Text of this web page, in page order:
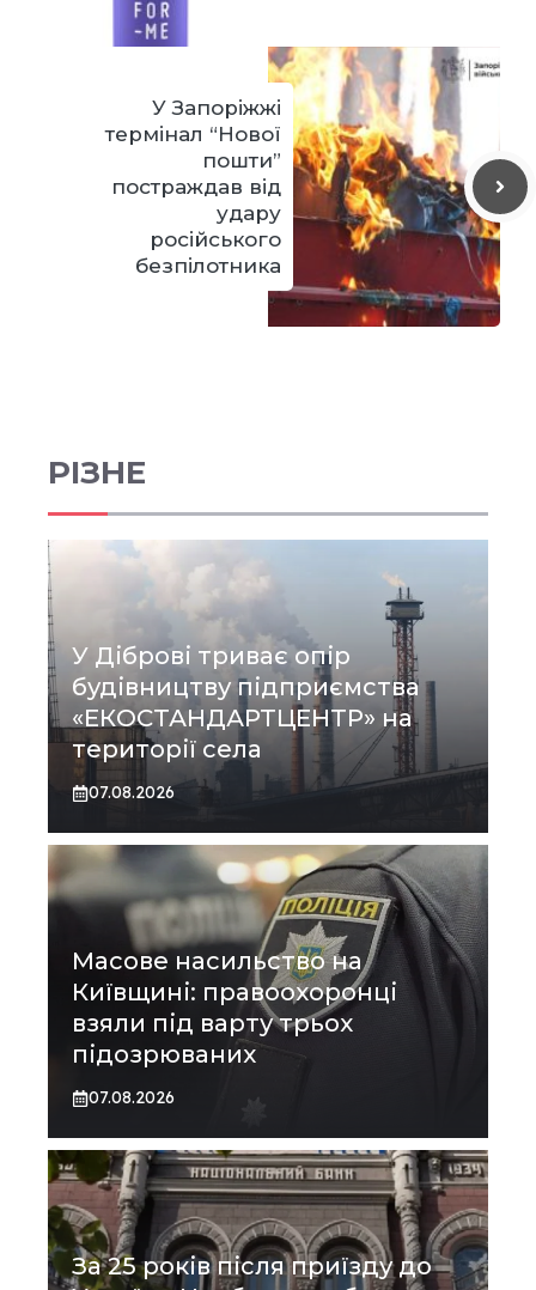
У Запоріжжі
термінал “Нової
пошти”
постраждав від
удару
російського
безпілотника
РІЗНЕ
У Діброві триває опір
будівництву підприємства
«ЕКОСТАНДАРТЦЕНТР» на
території села
07.08.2026
Масове насильство на
Київщині: правоохоронці
взяли під варту трьох
підозрюваних
07.08.2026
За 25 років після приїзду до